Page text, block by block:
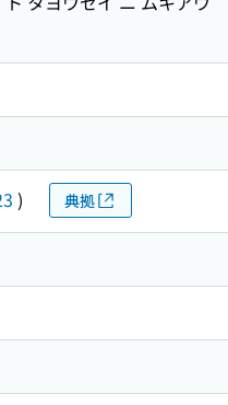
) 典拠